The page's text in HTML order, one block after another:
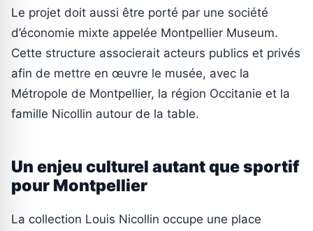
Le projet doit aussi être porté par une société
d’économie mixte appelée Montpellier Museum.
Cette structure associerait acteurs publics et privés
afin de mettre en œuvre le musée, avec la
Métropole de Montpellier, la région Occitanie et la
famille Nicollin autour de la table.
Un enjeu culturel autant que sportif
pour Montpellier
La collection Louis Nicollin occupe une place